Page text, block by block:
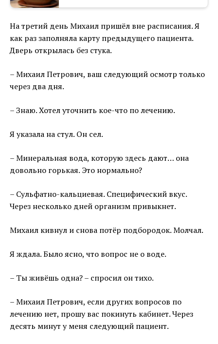
На третий день Михаил пришёл вне расписания. Я
как раз заполняла карту предыдущего пациента.
Дверь открылась без стука.
– Михаил Петрович, ваш следующий осмотр только
через два дня.
– Знаю. Хотел уточнить кое-что по лечению.
Я указала на стул. Он сел.
– Минеральная вода, которую здесь дают… она
довольно горькая. Это нормально?
– Сульфатно-кальциевая. Специфический вкус.
Через несколько дней организм привыкнет.
Михаил кивнул и снова потёр подбородок. Молчал.
Я ждала. Было ясно, что вопрос не о воде.
– Ты живёшь одна? – спросил он тихо.
– Михаил Петрович, если других вопросов по
лечению нет, прошу вас покинуть кабинет. Через
десять минут у меня следующий пациент.